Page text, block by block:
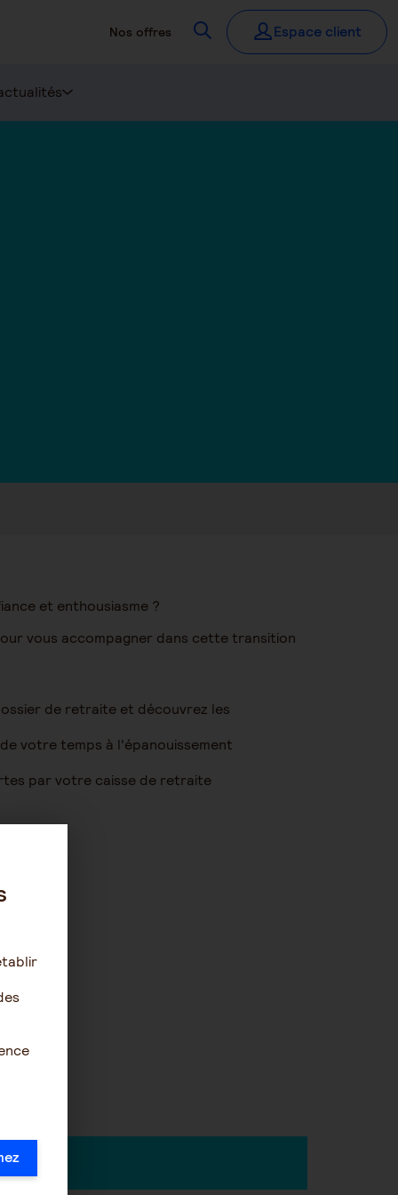
Nos offres Recherchez Espace client
et enthousiasme ?
vous accompagner dans cette transition
de retraite et découvrez les
votre temps à l'épanouissement
par votre caisse de retraite
Arrco.